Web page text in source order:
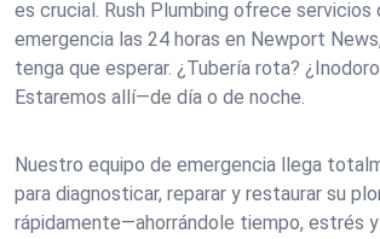
es crucial. Rush Plumbing ofrece servicios
emergencia las 24 horas en Newport
tenga que esperar. ¿Tubería rota?
Estaremos allí—de día o de noche.
Nuestro equipo de emergencia llega
para diagnosticar, reparar y restaurar su
rápidamente—ahorrándole tiempo, estrés